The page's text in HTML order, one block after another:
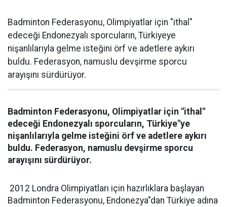
Badminton Federasyonu, Olimpiyatlar için "ithal"
edeceği Endonezyalı sporcuların, Türkiyeye
nişanlılarıyla gelme isteğini örf ve adetlere aykırı
buldu. Federasyon, namuslu devşirme sporcu
arayışını sürdürüyor.
Badminton Federasyonu, Olimpiyatlar için "ithal"
edeceği Endonezyalı sporcuların, Türkiye"ye
nişanlılarıyla gelme isteğini örf ve adetlere aykırı
buldu. Federasyon, namuslu devşirme sporcu
arayışını sürdürüyor.
2012 Londra Olimpiyatları için hazırlıklara başlayan
Badminton Federasyonu, Endonezya"dan Türkiye adına